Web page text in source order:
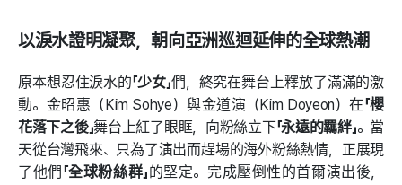
以淚水證明凝聚，朝向亞洲巡迴延伸的全球熱潮
原本想忍住淚水的「少女」們，終究在舞台上釋放了滿滿的激
動。金昭惠（Kim Sohye）與金道演（Kim Doyeon）在「櫻
花落下之後」舞台上紅了眼眶，向粉絲立下「永遠的羈絆」。當
天從台灣飛來、只為了演出而趕場的海外粉絲熱情，正展現
了他們 「全球粉絲群」的堅定。完成壓倒性的首爾演出後，